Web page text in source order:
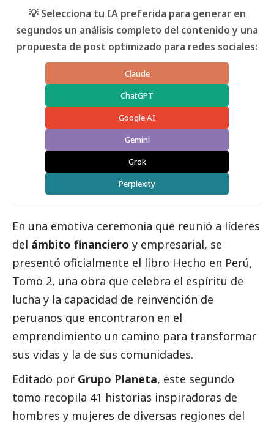
💡 Selecciona tu IA preferida para generar en
segundos un análisis completo del contenido y una
propuesta de post optimizado para redes sociales:
Claude
ChatGPT
Google AI
Gemini
Grok
Perplexity
En una emotiva ceremonia que reunió a líderes
del ámbito financiero y empresarial, se
presentó oficialmente el libro Hecho en Perú,
Tomo 2, una obra que celebra el espíritu de
lucha y la capacidad de reinvención de
peruanos que encontraron en el
emprendimiento un camino para transformar
sus vidas y la de sus comunidades.
Editado por Grupo Planeta, este segundo
tomo recopila 41 historias inspiradoras de
hombres y mujeres de diversas regiones del